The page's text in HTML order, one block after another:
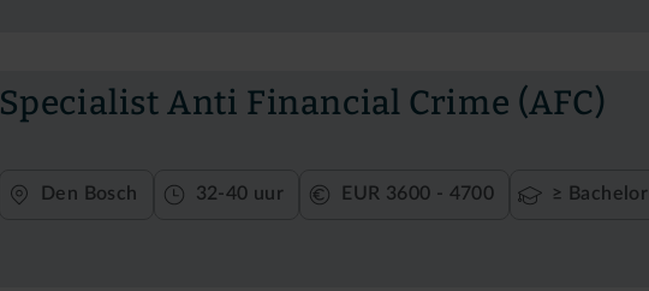
Specialist Anti Financial Crime (AFC)
Den Bosch 32-40 uur EUR 3600 - 4700 ≥ Bachelor